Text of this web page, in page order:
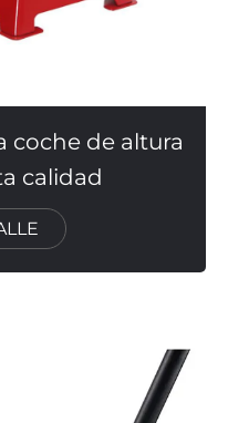
coche de altura
calidad